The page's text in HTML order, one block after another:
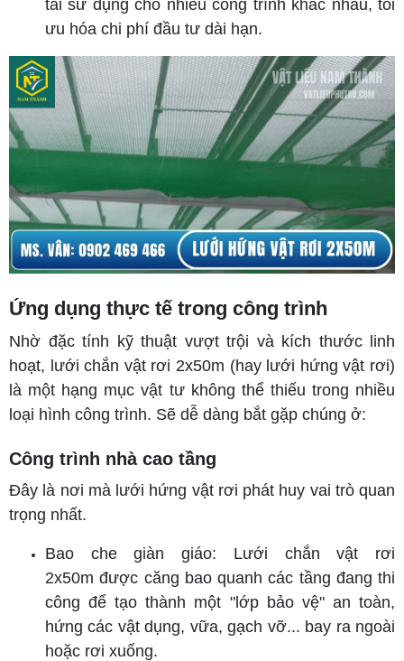
tái sử dụng cho nhiều công trình khác nhau, tối
ưu hóa chi phí đầu tư dài hạn.
Ứng dụng thực tế trong công trình
Nhờ đặc tính kỹ thuật vượt trội và kích thước linh
hoạt, lưới chắn vật rơi 2x50m (hay lưới hứng vật rơi)
là một hạng mục vật tư không thể thiếu trong nhiều
loại hình công trình. Sẽ dễ dàng bắt gặp chúng ở:
Công trình nhà cao tầng
Đây là nơi mà lưới hứng vật rơi phát huy vai trò quan
trọng nhất.
Bao che giàn giáo: Lưới chắn vật rơi
2x50m được căng bao quanh các tầng đang thi
công để tạo thành một "lớp bảo vệ" an toàn,
hứng các vật dụng, vữa, gạch vỡ... bay ra ngoài
hoặc rơi xuống.